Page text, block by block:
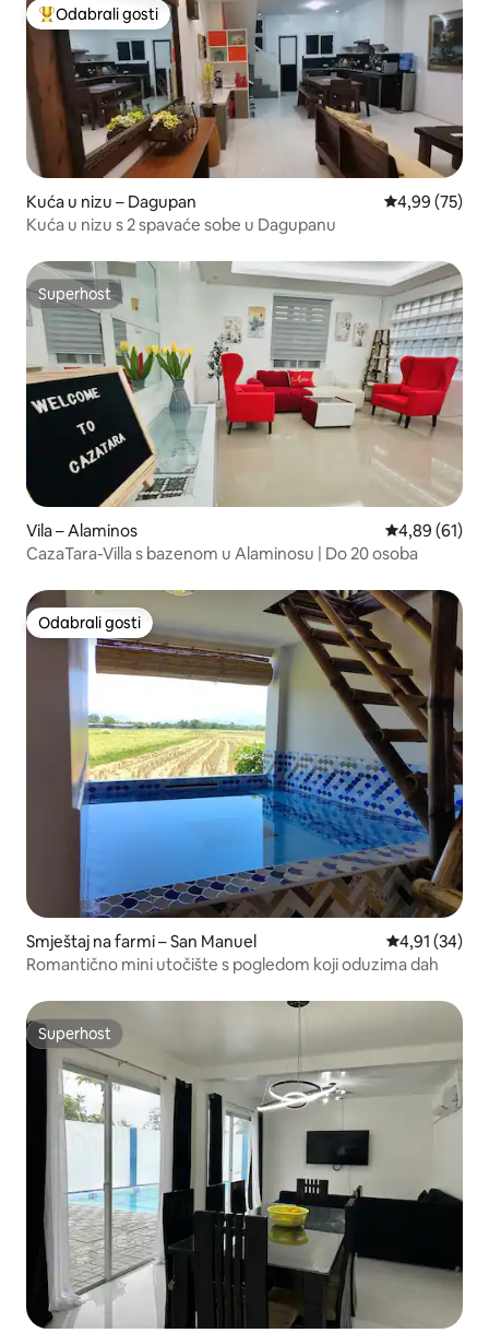
Među najviše rangiranima s oznakom „Odabrali gosti”
Odabrali gosti
Kuća u nizu – Dagupan Prosječna
4,99 (75)
Kuća u nizu s 2 spavaće sobe u Dagupanu
Superhost
Superhost
Vila – Alaminos Prosječna
4,89 (61)
CazaTara-Villa s bazenom u Alaminosu | Do 20 osoba
Odabrali gosti
Odabrali gosti
Smještaj na farmi – San Manuel Prosječna
4,91 (34)
Romantično mini utočište s pogledom koji oduzima dah
Superhost
Superhost